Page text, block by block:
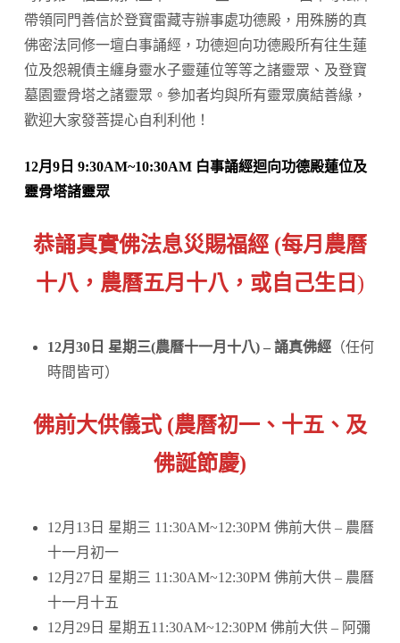
帶領同門善信於登寶雷藏寺辦事處功德殿，用殊勝的真
佛密法同修一壇白事誦經，功德迴向功德殿所有往生蓮
位及怨親債主纏身靈水子靈蓮位等等之諸靈眾、及登寶
墓園靈骨塔之諸靈眾。參加者均與所有靈眾廣結善緣，
歡迎大家發菩提心自利利他！
12月9日 9:30AM~10:30AM白事誦經迴向功德殿蓮位及
靈骨塔諸靈眾
恭誦真實佛法息災賜福經 (每月農曆
十八，農曆五月十八，或自己生日 )
12月30日 星期三(農曆十一月十八) – 誦真佛經 （任何
時間皆可）
佛前大供儀式 (農曆初一、十五、及
佛誕節慶)
12月13日 星期三 11:30AM~12:30PM 佛前大供 – 農曆
十一月初一
12月27日 星期三 11:30AM~12:30PM 佛前大供 – 農曆
十一月十五
12月29日 星期五11:30AM~12:30PM 佛前大供 – 阿彌